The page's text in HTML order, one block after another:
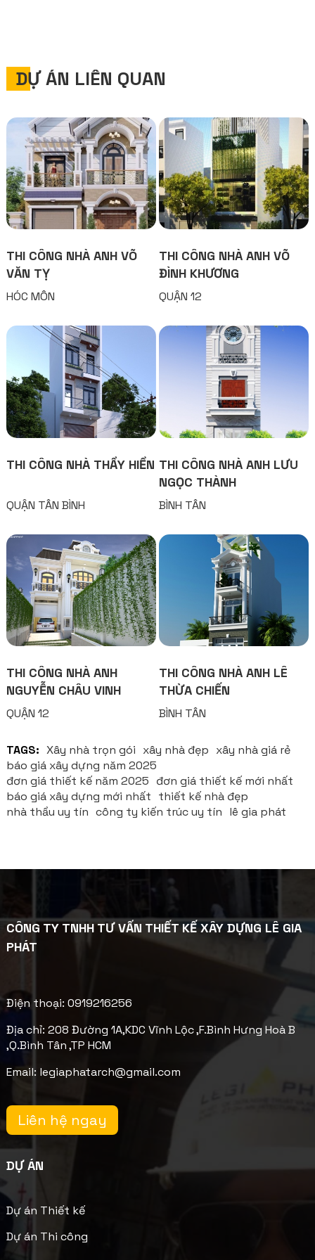
DỰ ÁN LIÊN QUAN
THI CÔNG NHÀ ANH VÕ
VĂN TỴ
HÓC MÔN
THI CÔNG NHÀ ANH VÕ
ĐÌNH KHƯƠNG
QUẬN 12
THI CÔNG NHÀ THẦY HIỀN
QUẬN TÂN BÌNH
THI CÔNG NHÀ ANH LƯU
NGỌC THÀNH
BÌNH TÂN
THI CÔNG NHÀ ANH
NGUYỄN CHÂU VINH
QUẬN 12
THI CÔNG NHÀ ANH LÊ
THỪA CHIẾN
BÌNH TÂN
TAGS: Xây nhà trọn gói xây nhà đẹp xây nhà giá rẻ
báo giá xây dựng năm 2025
đơn giá thiết kế năm 2025 đơn giá thiết kế mới nhất
báo giá xây dựng mới nhất thiết kế nhà đẹp
nhà thầu uy tín công ty kiến trúc uy tín lê gia phát
CÔNG TY TNHH TƯ VẤN THIẾT KẾ XÂY DỰNG LÊ GIA
PHÁT
Điện thoại: 0919216256
Địa chỉ: 208 Đường 1A,KDC Vĩnh Lộc ,F.Bình Hưng Hoà B
,Q.Bình Tân ,TP HCM
Email: legiaphatarch@gmail.com
Liên hệ ngay
DỰ ÁN
Dự án Thiết kế
Dự án Thi công